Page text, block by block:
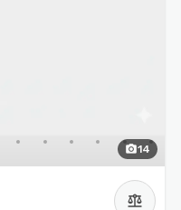
photo_camera14
balance